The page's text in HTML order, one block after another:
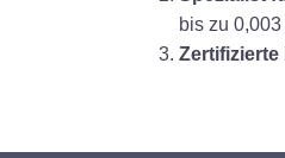
bis zu